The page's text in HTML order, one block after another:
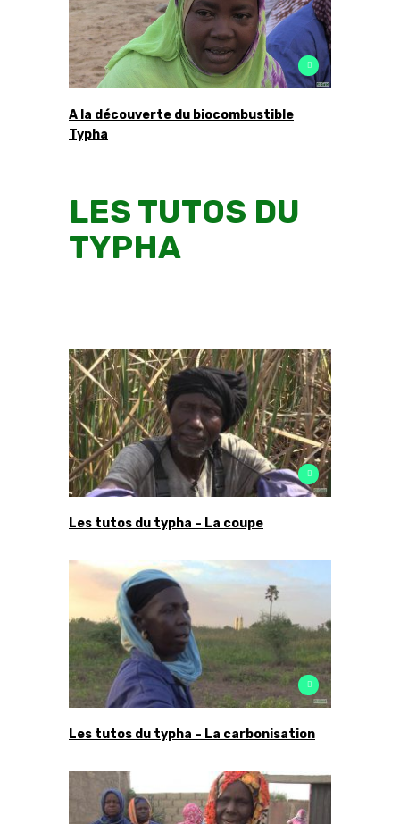
A la découverte du biocombustible
Typha
LES TUTOS DU
TYPHA
Les tutos du typha – La coupe
Les tutos du typha – La carbonisation